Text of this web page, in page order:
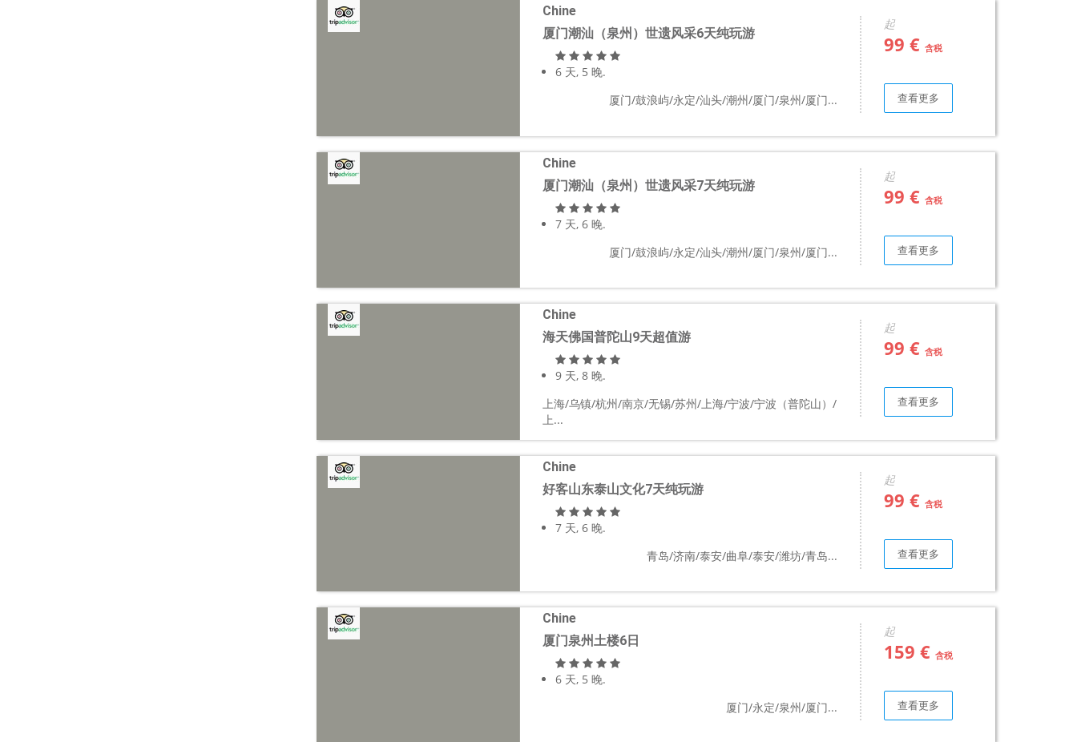
Chine
厦门潮汕（泉州）世遗风采6天纯玩游
6 天, 5 晚.
厦门/鼓浪屿/永定/汕头/潮州/厦门/泉州/厦门...
起
99 € 含税
查看更多
Chine
厦门潮汕（泉州）世遗风采7天纯玩游
7 天, 6 晚.
厦门/鼓浪屿/永定/汕头/潮州/厦门/泉州/厦门...
起
99 € 含税
查看更多
Chine
海天佛国普陀山9天超值游
9 天, 8 晚.
上海/乌镇/杭州/南京/无锡/苏州/上海/宁波/宁波（普陀山）/
上...
起
99 € 含税
查看更多
Chine
好客山东泰山文化7天纯玩游
7 天, 6 晚.
青岛/济南/泰安/曲阜/泰安/潍坊/青岛...
起
99 € 含税
查看更多
Chine
厦门泉州土楼6日
6 天, 5 晚.
厦门/永定/泉州/厦门...
起
159 € 含税
查看更多